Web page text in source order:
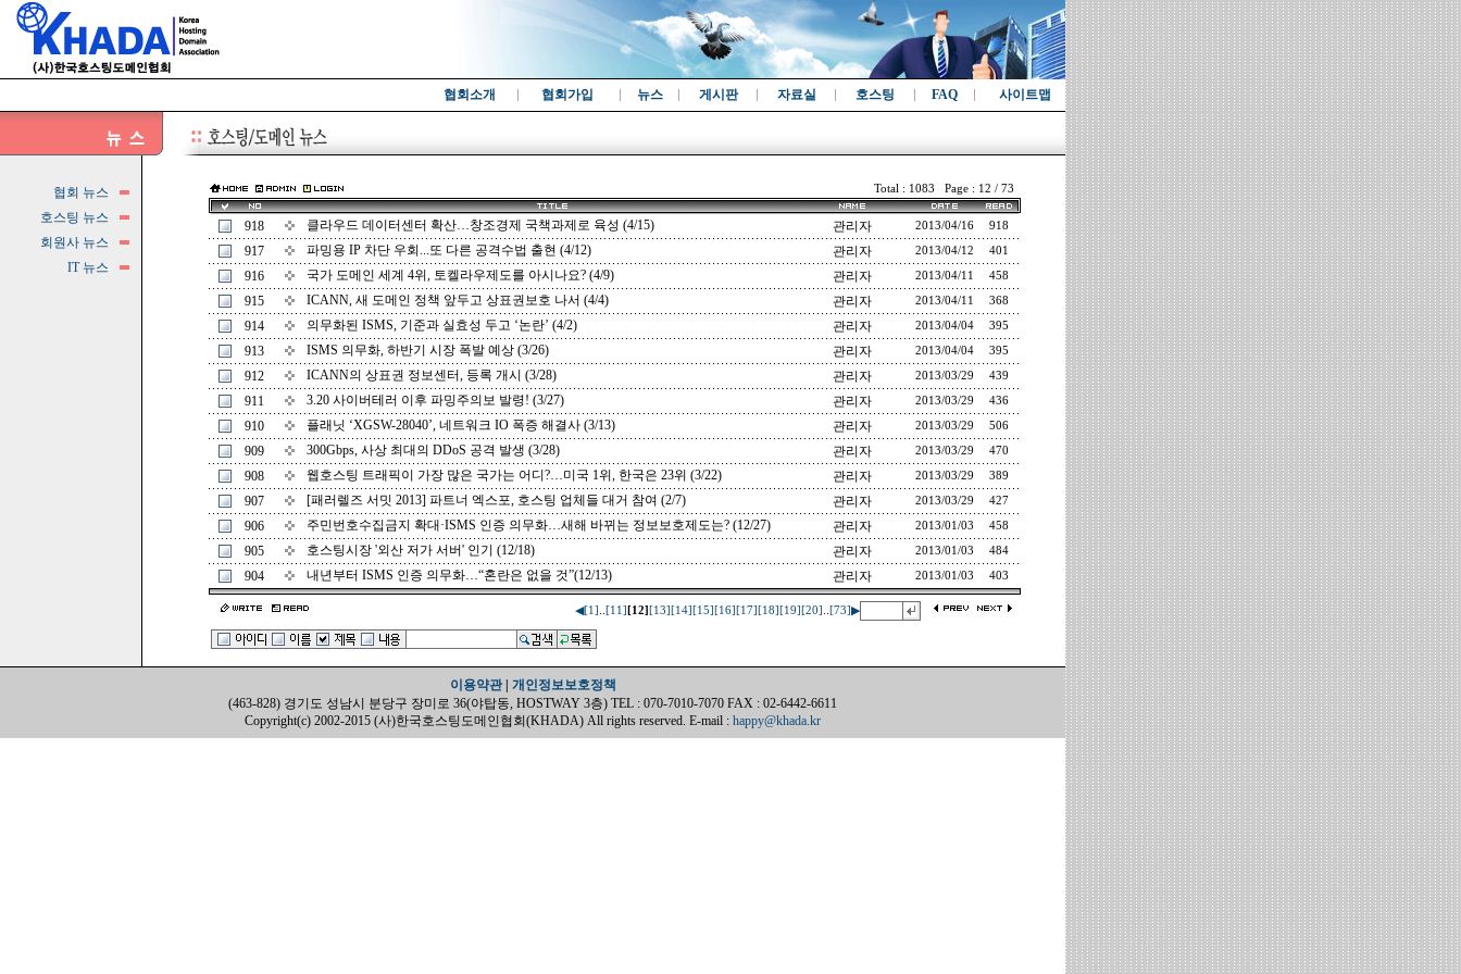
협회소개 협회가입 뉴스 게시판 자료실 호스팅 FAQ 사이트맵
협회 뉴스
호스팅 뉴스
회원사 뉴스
IT 뉴스
Total : 1083 Page : 12 / 73
918 클라우드 데이터센터 확산…창조경제 국책과제로 육성 (4/15) 관리자 2013/04/16 918
917 파밍용 IP 차단 우회...또 다른 공격수법 출현 (4/12) 관리자 2013/04/12 401
916 국가 도메인 세계 4위, 토켈라우제도를 아시나요? (4/9) 관리자 2013/04/11 458
915 ICANN, 새 도메인 정책 앞두고 상표권보호 나서 (4/4) 관리자 2013/04/11 368
914 의무화된 ISMS, 기준과 실효성 두고 ‘논란’ (4/2) 관리자 2013/04/04 395
913 ISMS 의무화, 하반기 시장 폭발 예상 (3/26) 관리자 2013/04/04 395
912 ICANN의 상표권 정보센터, 등록 개시 (3/28) 관리자 2013/03/29 439
911 3.20 사이버테러 이후 파밍주의보 발령! (3/27) 관리자 2013/03/29 436
910 플래닛 ‘XGSW-28040’, 네트워크 IO 폭증 해결사 (3/13) 관리자 2013/03/29 506
909 300Gbps, 사상 최대의 DDoS 공격 발생 (3/28) 관리자 2013/03/29 470
908 웹호스팅 트래픽이 가장 많은 국가는 어디?…미국 1위, 한국은 23위 (3/22) 관리자 2013/03/29 389
907 [패러렐즈 서밋 2013] 파트너 엑스포, 호스팅 업체들 대거 참여 (2/7) 관리자 2013/03/29 427
906 주민번호수집금지 확대·ISMS 인증 의무화…새해 바뀌는 정보보호제도는? (12/27) 관리자 2013/01/03 458
905 호스팅시장 '외산 저가 서버' 인기 (12/18) 관리자 2013/01/03 484
904 내년부터 ISMS 인증 의무화…“혼란은 없을 것”(12/13) 관리자 2013/01/03 403
◀[1] ..[11] [12] [13] [14] [15] [16] [17] [18] [19] [20] ..[73]▶
이용약관| 개인정보보호정책
(463-828) 경기도 성남시 분당구 장미로 36(야탑동, HOSTWAY 3층) TEL : 070-7010-7070 FAX : 02-6442-6611
Copyright(c) 2002-2015 (사)한국호스팅도메인협회(KHADA) All rights reserved. E-mail : happy@khada.kr